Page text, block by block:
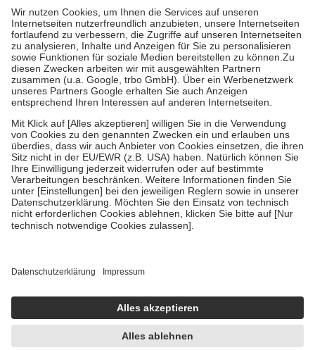
höchstens zehn Euro.
Es sind jedoch nie mehr als die tatsächlichen
Kosten der Leistung zu entrichten.
Diese Regeln gelten grundsätzlich auch für Online-Apotheken.
Bei Heilmitteln und häuslicher Krankenpflege beträgt die
Zuzahlung zehn Prozent der Kosten sowie zehn Euro je
Verordnung.
Um das Engagement der Versicherten für ihre eigene Gesundheit zu
stärken und die besondere Stellung der Familie zu unterstützen,
fallenkeine Zuzahlungenan bei:
• Kindern und Jugendlichen bis zum vollendeten 18. Lebensjahr
mit Ausnahme der Fahrkosten
• Untersuchungen zur Vorsorge und Früherkennung, die von der
GKV getragen werden
• empfohlenen Schutzimpfungen
• Harn- und Blutteststreifen
getroffen, um sicherzustellen, dass es sich um echte Bewertungen
https://help.etrusted.com/hc/de/articles/4419944605341
Einige Bilder und Inhalte wurden unter Zuhilfenahme künstlicher